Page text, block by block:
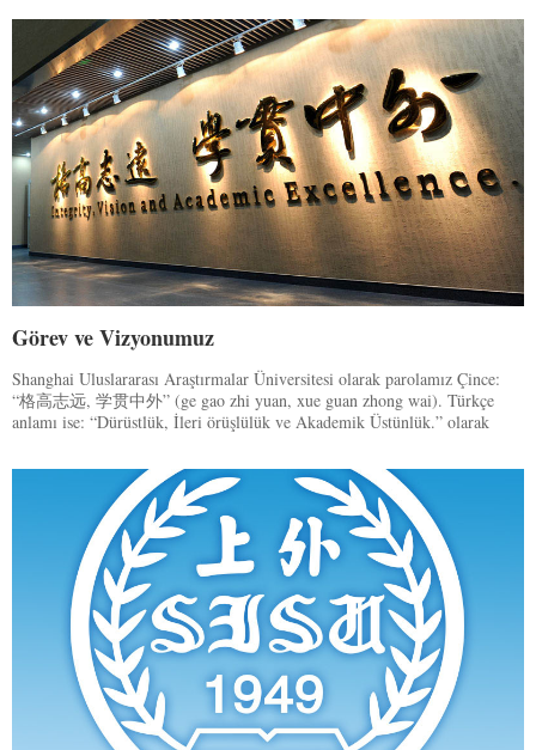
Görev ve Vizyonumuz
Shanghai Uluslararası Araştırmalar Üniversitesi olarak parolamız Çince:
“格高志远, 学贯中外” (ge gao zhi yuan, xue guan zhong wai). Türkçe
anlamı ise: “Dürüstlük, İleri örüşlülük ve Akademik Üstünlük.” olarak